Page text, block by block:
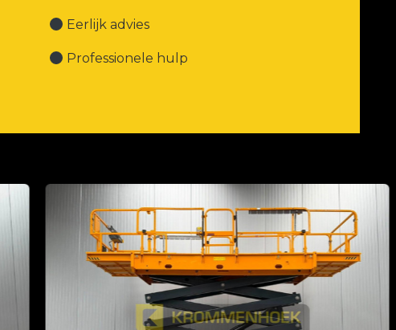
Eerlijk advies
Professionele hulp